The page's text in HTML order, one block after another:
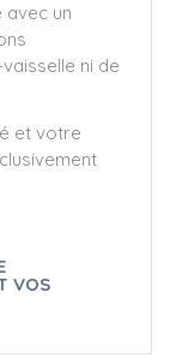
avec un
ni de
et votre
VOS